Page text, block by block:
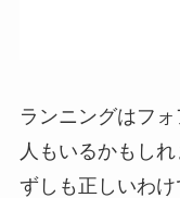
ランニングはフ
人もいるかもし
ずしも正しいわ